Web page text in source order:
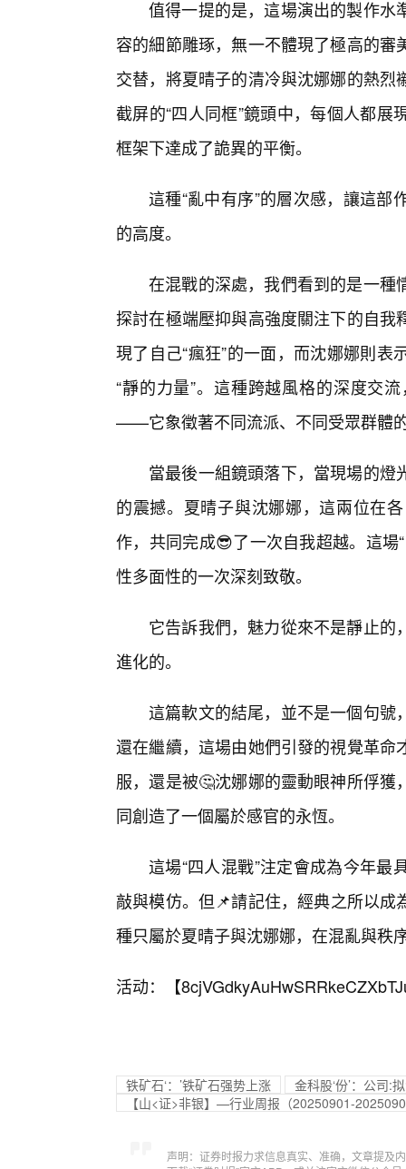
值得一提的是，這場演出的製作水
容的細節雕琢，無一不體現了極高的
交替，將夏晴子的清冷與沈娜娜的熱
截屏的“四人同框”鏡頭中，每個人都
框架下達成了詭異的平衡。
這種“亂中有序”的層次感，讓這
的高度。
在混戰的深處，我們看到的是一種
探討在極端壓抑與高強度關注下的自
現了自己“瘋狂”的一面，而沈娜娜則
“靜的力量”。這種跨越風格的深度交
——它象徵著不同流派、不同受眾群體
當最後一組鏡頭落下，當現場的
的震撼。夏晴子與沈娜娜，這兩位在
作，共同完成😎了一次自我超越。這
性多面性的一次深刻致敬。
它告訴我們，魅力從來不是靜止
進化的。
這篇軟文的結尾，並不是一個句
還在繼續，這場由她們引發的視覺革
服，還是被🤔沈娜娜的靈動眼神所俘
同創造了一個屬於感官的永恆。
這場“四人混戰”注定會成為今年
敲與模仿。但📌請記住，經典之所以
種只屬於夏晴子與沈娜娜，在混亂與秩
活动：【
铁矿石‘：’铁矿石强势上涨
金科股‘份’：公司:
【山<证>非银】—行业周报（20250901-
声明：证券时报力求信息真实、准确，文章提及